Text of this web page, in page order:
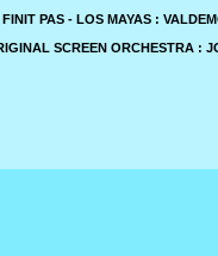
PAS - LOS MAYAS :
SCREEN ORCHESTRA